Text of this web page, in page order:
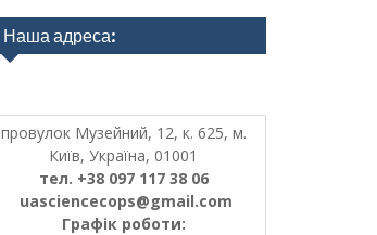
Наша адреса:
провулок Музейний, 12, к. 625, м.
Київ, Україна, 01001
тел. +38 097 117 38 06
uasciencecops@gmail.com
Графік роботи: